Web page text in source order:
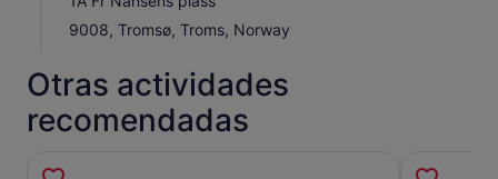
9008, Tromsø, Troms, Norway
Otras actividades
recomendadas